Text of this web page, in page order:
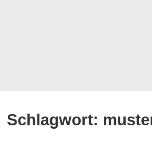
Schlagwort: